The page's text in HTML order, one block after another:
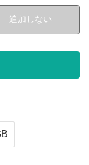
追加しない